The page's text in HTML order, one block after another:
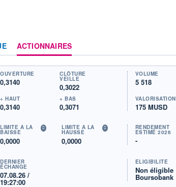
ACTIONNAIRES
OUVERTURE
0,3140
CLÔTURE
VEILLE
0,3022
+ HAUT
0,3140
+ BAS
0,3071
VOLUME
5 518
VALORISATION
175 MUSD
LIMITE À LA
BAISSE
0,0000
LIMITE À LA
HAUSSE
0,0000
RENDEMENT
ESTIMÉ 2026
-
DERNIER
ÉCHANGE
07.08.26 /
19:27:00
ÉLIGIBILITÉ
Non éligible
Boursobank